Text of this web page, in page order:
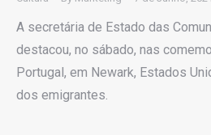
A secretária de Estado das
destacou, no sábado, nas
Portugal, em Newark, Estados
dos emigrantes.